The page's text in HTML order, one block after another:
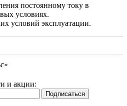
постоянному току в
условиях.
условий эксплуатации.
и акции: